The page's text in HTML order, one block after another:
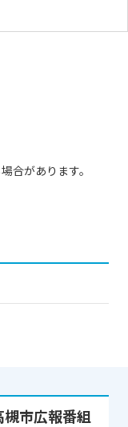
合があります。
市広報番組